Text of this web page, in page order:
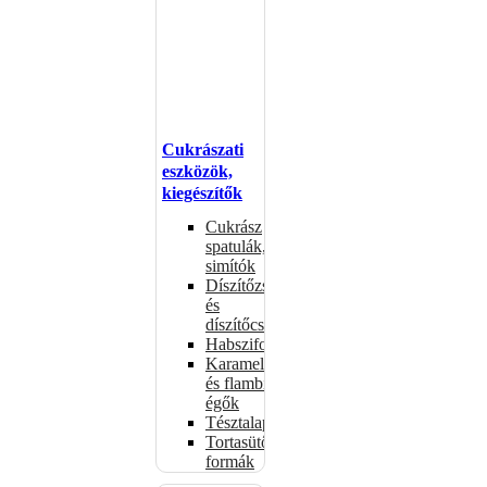
Cukrászati
eszközök,
kiegészítők
Cukrász
spatulák,
simítók
Díszítőzsákok
és
díszítőcsövek
Habszifonok
Karamellizáló
és flambírozó
égők
Tésztalapok
Tortasütő
formák